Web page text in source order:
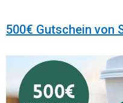
500€ Gutschein von